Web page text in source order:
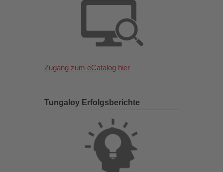
Zugang zum eCatalog hier
Tungaloy Erfolgsberichte